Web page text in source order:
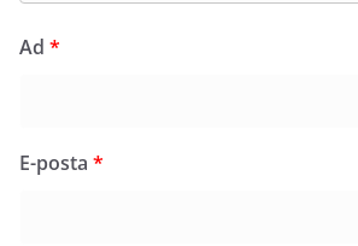
Ad *
E-posta *